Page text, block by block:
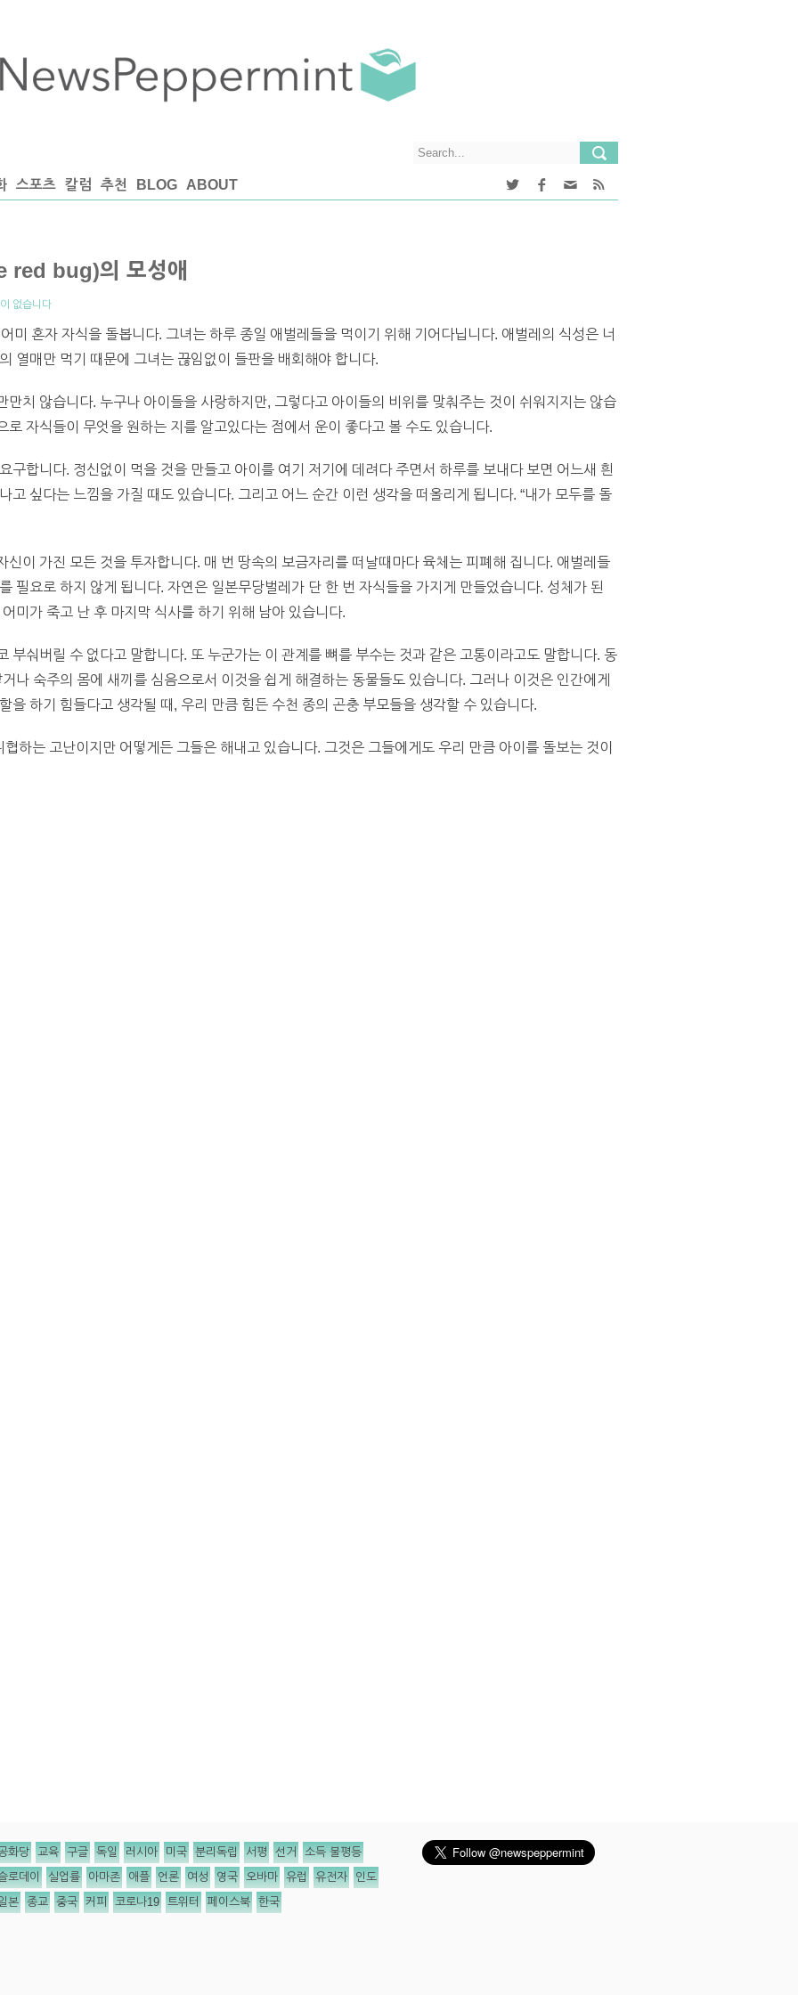
스포츠 칼럼 추천 BLOG ABOUT
red bug)의 모성애
없습니다
미 혼자 자식을 돌봅니다. 그녀는 하루 종일 애벌레들을 먹이기 위해 기어다닙니다. 애벌레의 식성은 너
열매만 먹기 때문에 그녀는 끊임없이 들판을 배회해야 합니다.
만치 않습니다. 누구나 아이들을 사랑하지만, 그렇다고 아이들의 비위를 맞춰주는 것이 쉬워지지는 않습
로 자식들이 무엇을 원하는 지를 알고있다는 점에서 운이 좋다고 볼 수도 있습니다.
구합니다. 정신없이 먹을 것을 만들고 아이를 여기 저기에 데려다 주면서 하루를 보내다 보면 어느새 흰
고 싶다는 느낌을 가질 때도 있습니다. 그리고 어느 순간 이런 생각을 떠올리게 됩니다. “내가 모두를 돌
신이 가진 모든 것을 투자합니다. 매 번 땅속의 보금자리를 떠날때마다 육체는 피폐해 집니다. 애벌레들
필요로 하지 않게 됩니다. 자연은 일본무당벌레가 단 한 번 자식들을 가지게 만들었습니다. 성체가 된
미가 죽고 난 후 마지막 식사를 하기 위해 남아 있습니다.
부숴버릴 수 없다고 말합니다. 또 누군가는 이 관계를 뼈를 부수는 것과 같은 고통이라고도 말합니다. 동
나 숙주의 몸에 새끼를 심음으로서 이것을 쉽게 해결하는 동물들도 있습니다. 그러나 이것은 인간에게
을 하기 힘들다고 생각될 때, 우리 만큼 힘든 수천 종의 곤충 부모들을 생각할 수 있습니다.
하는 고난이지만 어떻게든 그들은 해내고 있습니다. 그것은 그들에게도 우리 만큼 아이를 돌보는 것이
화당 교육 구글 독일 러시아 미국 분리독립 서평 선거 소득 불평등
로데이 실업률 아마존 애플 언론 여성 영국 오바마 유럽 유전자 인도
본 종교 중국 커피 코로나19 트위터 페이스북 한국